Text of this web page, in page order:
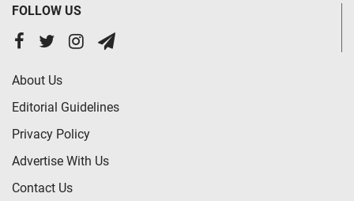
FOLLOW US
About Us
Editorial Guidelines
Privacy Policy
Advertise With Us
Contact Us